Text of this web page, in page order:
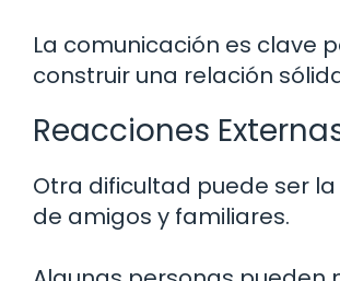
La comunicación es clave
construir una relación
Reacciones
Otra dificultad puede ser
de amigos y familiares.